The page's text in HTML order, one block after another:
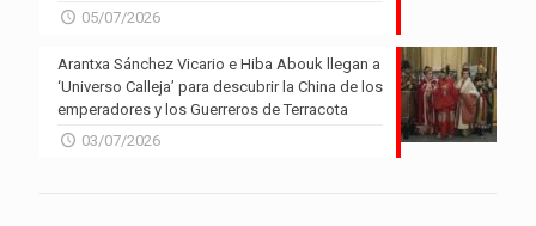
05/07/2026
Arantxa Sánchez Vicario e Hiba Abouk llegan a
‘Universo Calleja’ para descubrir la China de los
emperadores y los Guerreros de Terracota
03/07/2026